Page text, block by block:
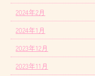
2024年2月
2024年1月
2023年12月
2023年11月